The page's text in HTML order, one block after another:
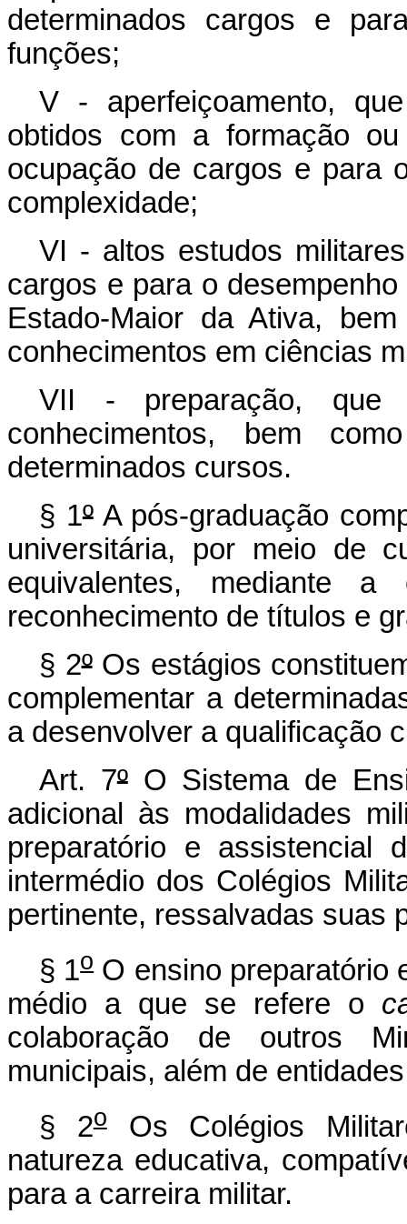
determinados cargos e
funções;
V - aperfeiçoamento,
obtidos com a formação
ocupação de cargos e para
complexidade;
VI - altos estudos
cargos e para o
Estado-Maior da Ativa,
conhecimentos em ciências
VII - preparação, que
conhecimentos, bem
determinados cursos.
§ 1ºA pós-graduação
universitária, por meio de
equivalentes, mediante
reconhecimento de títulos e
§ 2ºOs estágios
complementar a
a desenvolver a qualificação
Art. 7ºO Sistema de
adicional às modalidades
preparatório e assistencial
intermédio dos Colégios
pertinente, ressalvadas suas
§ 1oO ensino preparatório
médio a que se refere o
colaboração de outros
municipais, além de
§ 2oOs Colégios
natureza educativa,
para a carreira militar.